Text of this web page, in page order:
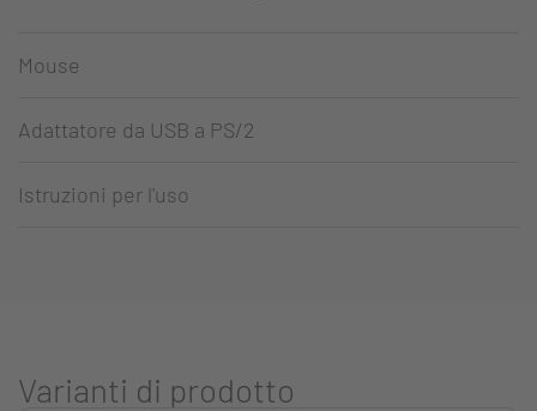
Mouse
Adattatore da USB a PS/2
Istruzioni per l'uso
Varianti di prodotto